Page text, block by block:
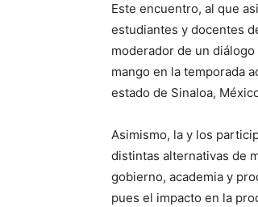
Este encuentro, al que
estudiantes y docentes
moderador de un
mango en la temporada
estado de Sinaloa,
Asimismo, la y los
distintas alternativas de
gobierno, academia y
pues el impacto en la